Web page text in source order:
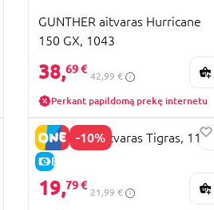
GUNTHER aitvaras Hurricane
150 GX, 1043
38,69 €
42,99 €
Perkant papildomą prekę internetu
-10%
E-KAINA
GUNTHER aitvaras Tigras, 1153
19,79 €
21,99 €